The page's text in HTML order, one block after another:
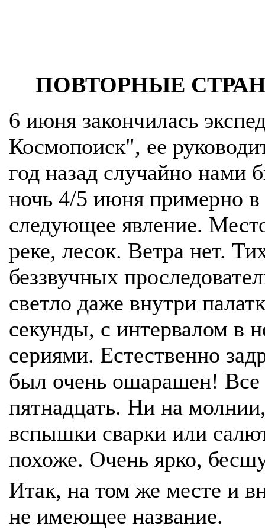
ПОВТОРНЫЕ
6 июня закончилась
Космопоиск", ее
год назад случайно
ночь 4/5 июня примерно
следующее явление.
реке, лесок. Ветра нет.
беззвучных
светло даже внутри
секунды, с интервалом в
сериями. Естественно
был очень ошарашен! Все
пятнадцать. Ни на
вспышки сварки или
похоже. Очень ярко,
Итак, на том же месте и
не имеющее название.